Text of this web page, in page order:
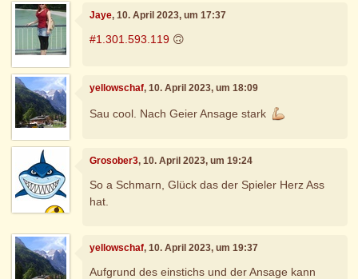
Jaye, 10. April 2023, um 17:37
#1.301.593.119 🙃
yellowschaf, 10. April 2023, um 18:09
Sau cool. Nach Geier Ansage stark
Grosober3, 10. April 2023, um 19:24
So a Schmarn, Glück das der Spieler Herz Ass
hat.
yellowschaf, 10. April 2023, um 19:37
Aufgrund des einstichs und der Ansage kann